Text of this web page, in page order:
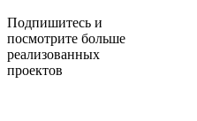
Подпишитесь и
посмотрите больше
реализованных
проектов